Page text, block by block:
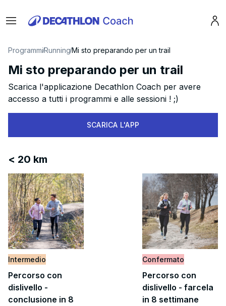
Menu
ProgrammiRunningMi sto preparando per un trail
Mi sto preparando per un trail
Scarica l'applicazione Decathlon Coach per avere
accesso a tutti i programmi e alle sessioni ! ;)
SCARICA L'APP
< 20 km
Intermedio
Percorso con
dislivello -
conclusione in 8
Confermato
Percorso con
dislivello - farcela
in 8 settimane